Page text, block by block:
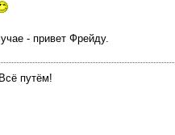
- привет Фрейду.
путём!